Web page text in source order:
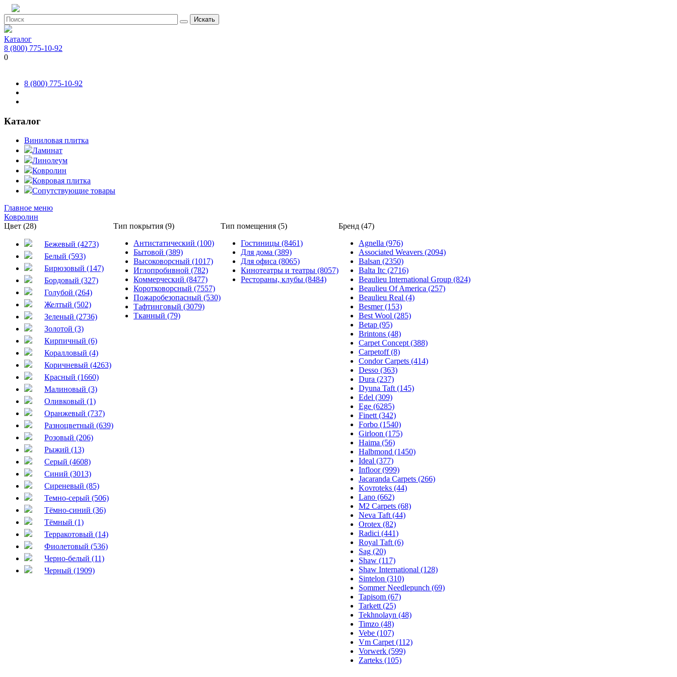
Искать
Каталог
8 (800) 775-10-92
0
8 (800) 775-10-92
Каталог
Виниловая плитка
Ламинат
Линолеум
Ковролин
Ковровая плитка
Сопутствующие товары
Главное меню
Ковролин
Цвет (28)
Бежевый (4273)
Белый (593)
Бирюзовый (147)
Бордовый (327)
Голубой (264)
Желтый (502)
Зеленый (2736)
Золотой (3)
Кирпичный (6)
Коралловый (4)
Коричневый (4263)
Красный (1660)
Малиновый (3)
Оливковый (1)
Оранжевый (737)
Разноцветный (639)
Розовый (206)
Рыжий (13)
Серый (4608)
Синий (3013)
Сиреневый (85)
Темно-серый (506)
Тёмно-синий (36)
Тёмный (1)
Терракотовый (14)
Фиолетовый (536)
Черно-белый (11)
Черный (1909)
Тип покрытия (9)
Антистатический (100)
Бытовой (389)
Высоковорсный (1017)
Иглопробивной (782)
Коммерческий (8477)
Коротковорсный (7557)
Пожаробезопасный (530)
Тафтинговый (3079)
Тканный (79)
Тип помещения (5)
Гостиницы (8461)
Для дома (389)
Для офиса (8065)
Кинотеатры и театры (8057)
Рестораны, клубы (8484)
Бренд (47)
Agnella (976)
Associated Weavers (2094)
Balsan (2350)
Balta Itc (2716)
Beaulieu International Group (824)
Beaulieu Of America (257)
Beaulieu Real (4)
Besmer (153)
Best Wool (285)
Betap (95)
Brintons (48)
Carpet Concept (388)
Carpetoff (8)
Condor Carpets (414)
Desso (363)
Dura (237)
Dyuna Taft (145)
Edel (309)
Ege (6285)
Finett (342)
Forbo (1540)
Girloon (175)
Haima (56)
Halbmond (1450)
Ideal (377)
Infloor (999)
Jacaranda Carpets (266)
Kovroteks (44)
Lano (662)
M2 Carpets (68)
Neva Taft (44)
Orotex (82)
Radici (441)
Royal Taft (6)
Sag (20)
Shaw (117)
Shaw International (128)
Sintelon (310)
Sommer Needlepunch (69)
Tapisom (67)
Tarkett (25)
Tekhnolayn (48)
Timzo (48)
Vebe (107)
Vm Carpet (112)
Vorwerk (599)
Zarteks (105)